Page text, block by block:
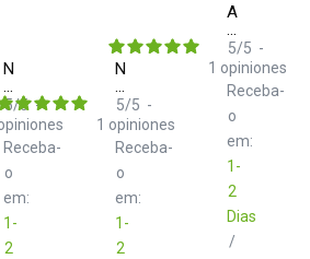
Neo
d+
XLR
Class
B
2.0
m
Receba-
o
em:
1-
2
5/5-
Neo
d+
TRS
Class
B
2.0
m
Receba-
o
em:
1-
2
5/5 -
1 opiniones
Audio
Technica
ATH
M30x
Receba-
o
em:
1-
2
Dias
/
5/5 -
1 opiniones